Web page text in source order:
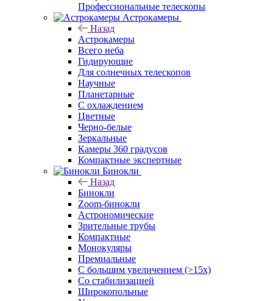
Профессиональные телескопы
Астрокамеры
Назад
Астрокамеры
Всего неба
Гидирующие
Для солнечных телескопов
Научные
Планетарные
С охлаждением
Цветные
Черно-белые
Зеркальные
Камеры 360 градусов
Компактные экспертные
Бинокли
Назад
Бинокли
Zoom-бинокли
Астрономические
Зрительные трубы
Компактные
Монокуляры
Премиальные
С большим увеличением (>15x)
Со стабилизацией
Широкопольные